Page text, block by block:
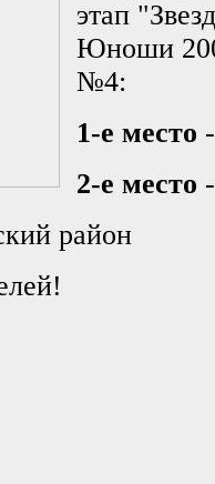
этап
Юноши
№4:
1-е место
2-е место
район